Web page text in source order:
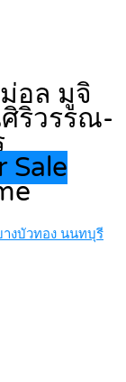
อล มูจิ
ริวรรณ-
Sale
งบัวทอง นนทบุรี